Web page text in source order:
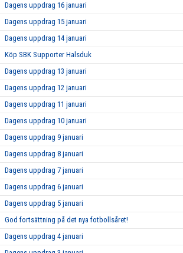
Dagens uppdrag 16 januari
Dagens uppdrag 15 januari
Dagens uppdrag 14 januari
Köp SBK Supporter Halsduk
Dagens uppdrag 13 januari
Dagens uppdrag 12 januari
Dagens uppdrag 11 januari
Dagens uppdrag 10 januari
Dagens uppdrag 9 januari
Dagens uppdrag 8 januari
Dagens uppdrag 7 januari
Dagens uppdrag 6 januari
Dagens uppdrag 5 januari
God fortsättning på det nya fotbollsåret!
Dagens uppdrag 4 januari